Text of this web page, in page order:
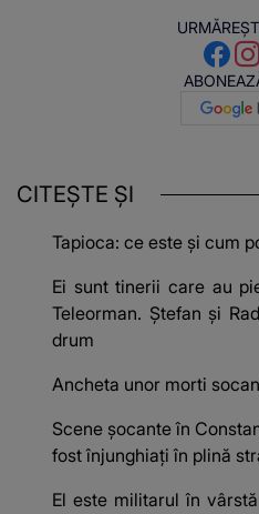
CITEȘTE ȘI
Tapioca: ce este și cum
Ei sunt tinerii care au
Teleorman. Ștefan și
drum
Ancheta unor morti
Scene șocante în
fost înjunghiați în plină
El este militarul în